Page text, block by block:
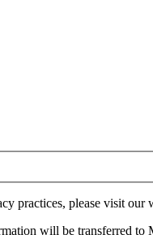
practices, please visit our
will be transferred